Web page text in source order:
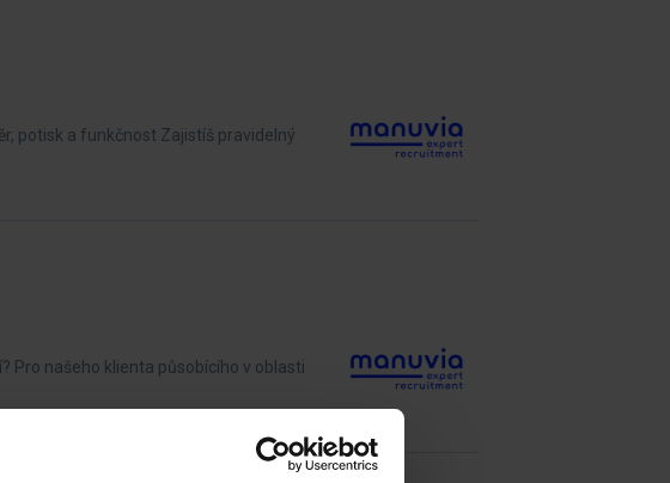
potisk a funkčnost Zajistíš pravidelný
Pro našeho klienta působícího v oblasti